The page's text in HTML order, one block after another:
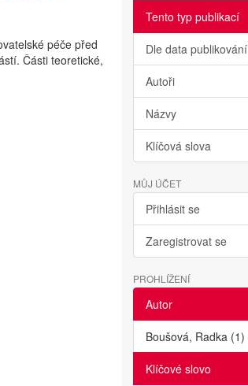
péče před
Části teoretické,
Tento typ publikací
Dle data publikování
Autoři
Názvy
Klíčová slova
MŮJ ÚČET
Přihlásit se
Zaregistrovat se
PROHLÍŽENÍ
Autor
Boušová, Radka (1)
Klíčové slovo